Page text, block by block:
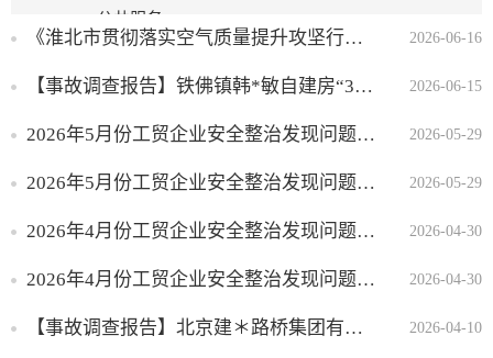
公共服务
中介机构和应急管
理专家组
食品药品监管
乡村振兴有效衔接
新闻出版版权
广播电视
《淮北市贯彻落实空气质量提升攻坚行动专项督察报告整改方案》反馈问题验收销号公示 2026-06-16
【事故调查报告】铁佛镇韩*敏自建房“3·11”一般高处坠落事故调查报告 2026-06-15
2026年5月份工贸企业安全整治发现问题隐患整改情况 2026-05-29
2026年5月份工贸企业安全整治发现问题隐患整改情况 2026-05-29
2026年4月份工贸企业安全整治发现问题隐患整改情况 2026-04-30
2026年4月份工贸企业安全整治发现问题隐患整改情况 2026-04-30
【事故调查报告】北京建＊路桥集团有限公司屋顶分布式光伏项目“1·14”一般高处坠落事故调查报告 2026-04-10